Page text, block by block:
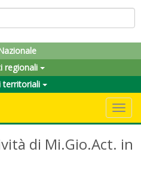
regionali
territoriali
di Mi.Gio.Act. in